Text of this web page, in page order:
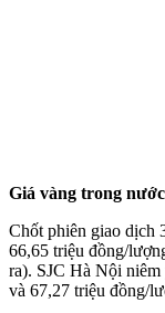
Giá vàng trong nước
Chốt phiên giao dịch
66,65 triệu đồng/
ra). SJC Hà Nội
và 67,27 triệu đồng/